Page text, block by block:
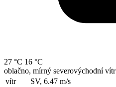
27 °C 16 °C
oblačno, mírný severovýchodní vítr
vítr
SV, 6.47 m/s